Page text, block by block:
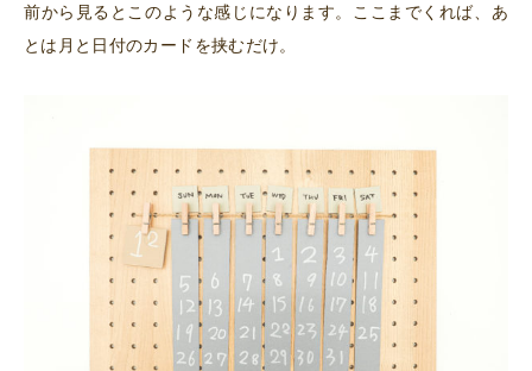
前から見るとこのような感じになります。ここまでくれば、あ
とは月と日付のカードを挟むだけ。